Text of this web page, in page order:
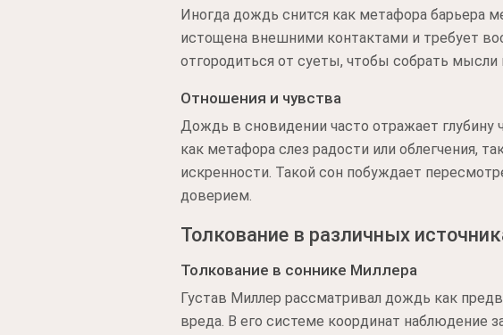
Иногда дождь снится как метафора барьера
истощена внешними контактами и требует
отгородиться от суеты, чтобы собрать
Отношения и чувства
Дождь в сновидении часто отражает
как метафора слез радости или облегчения,
искренности. Такой сон побуждает
доверием.
Толкование в различных
Толкование в соннике Миллера
Густав Миллер рассматривал дождь как
вреда. В его системе координат наблюдение